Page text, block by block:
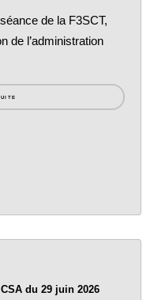
de la F3SCT,
de l’administration
du 29 juin 2026